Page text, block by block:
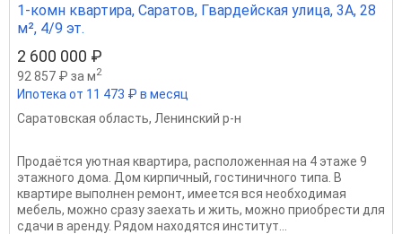
1-комн квартира, Саратов, Гвардейская улица, 3А, 28
м², 4/9 эт.
2 600 000 ₽
92 857 ₽ за м2
Ипотека от 11 473 ₽ в месяц
Саратовская область, Ленинский р-н
Продаётся уютная квартира, расположенная на 4 этаже 9
этажного дома. Дом кирпичный, гостиничного типа. В
квартире выполнен ремонт, имеется вся необходимая
мебель, можно сразу заехать и жить, можно приобрести для
сдачи в аренду. Рядом находятся институт...